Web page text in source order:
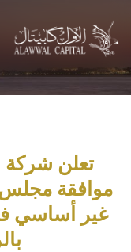
تعلن شركة
موافقة مجلس
غير أساسي